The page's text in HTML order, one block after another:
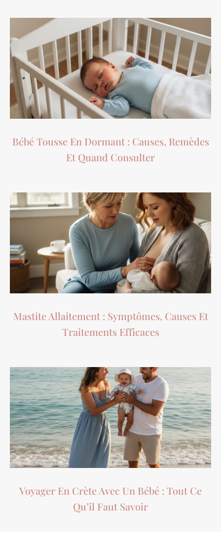
Bébé Tousse En Dormant : Causes, Remèdes
Et Quand Consulter
Mastite Allaitement : Symptômes, Causes Et
Traitements Efficaces
Voyager En Crète Avec Un Bébé : Tout Ce
Qu’il Faut Savoir